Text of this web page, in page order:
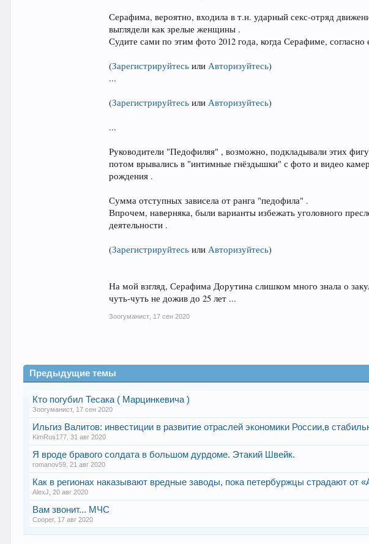
Серафима, вероятно, входила в т.н. ударный секс-отряд
выглядели как зрелые женщины .
Судите сами по этим фото 2012 года, когда Серафиме,
(Зарегистрируйтесь илиАвторизуйтесь)
...
(Зарегистрируйтесь илиАвторизуйтесь)
...
Руководители "Педофиляя" , возможно, подкладывали этих
потом врывались в "интимные гнёздышки" с фото и видео
рождения .
Сумма отступных зависела от ранга "педофила" .
Впрочем, наверняка, были варианты избежать уголовного
деятельности .
(Зарегистрируйтесь илиАвторизуйтесь)
На мой взгляд, Серафима Дорутина слишком много знала о
чуть-чуть не дожив до 25 лет ...
Зоогуманист 17 сен 2020
Предыдущие темы
Кто погубил Тесака ( Марцинкевича )
Зоогуманист, 17 сен 2020
Ильгиз Валитов: инвестиции в развитие отраслей экономики России,в
KimRus177 ,31 авг 2020
Я вроде бравого солдата в большом дурдоме. Этакий Швейк.
romanov59 ,21 авг 2020
Как в регионах наказывают вредные заводы, пока петербуржцы страдают от
AlexJ ,20 авг 2020
Вам звонит... МЧС
Cooper, 17 авг 2020